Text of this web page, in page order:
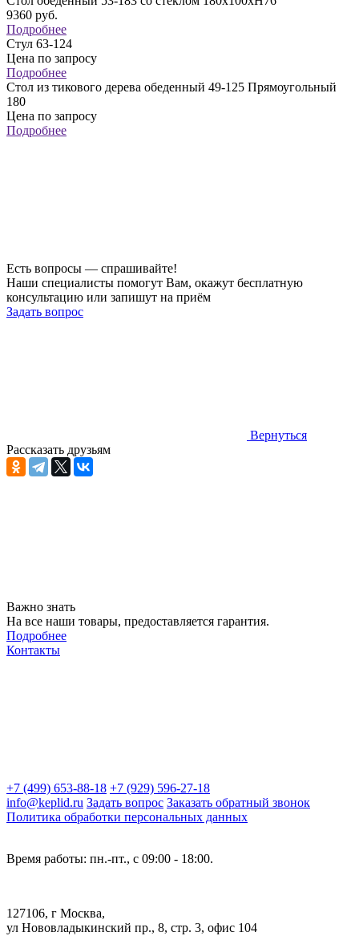
9360 руб.
Подробнее
Стул 63-124
Цена по запросу
Подробнее
Стол из тикового дерева обеденный 49-125 Прямоугольный
180
Цена по запросу
Подробнее
Есть вопросы — спрашивайте!
Наши специалисты помогут Вам, окажут бесплатную
консультацию или запишут на приём
Задать вопрос
Вернуться
Рассказать друзьям
Важно знать
На все наши товары, предоставляется гарантия.
Подробнее
Контакты
+7 (499) 653-88-18 +7 (929) 596-27-18
info@keplid.ru Задать вопрос Заказать обратный звонок
Политика обработки персональных данных
Время работы: пн.-пт., с 09:00 - 18:00.
127106, г Москва,
ул Нововладыкинский пр., 8, стр. 3, офис 104